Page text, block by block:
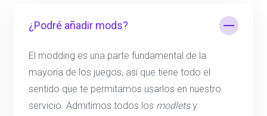
¿Podré añadir mods?
El modding es una parte fundamental de la
mayoría de los juegos, así que tiene todo el
sentido que te permitamos usarlos en nuestro
servicio. Admitimos todos los modletsy